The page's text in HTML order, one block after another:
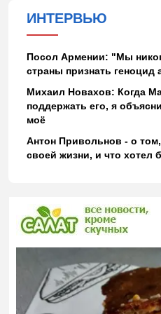
ИНТЕРВЬЮ
Посол Армении: "Мы
страны признать геноцид
Михаил Новахов: Когда
поддержать его, я
моё
Антон Привольнов - о
своей жизни, и что хотел